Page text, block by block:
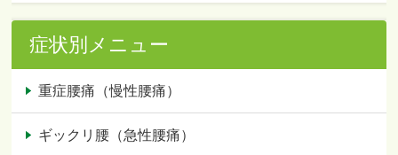
症状別メニュー
重症腰痛（慢性腰痛）
ギックリ腰（急性腰痛）